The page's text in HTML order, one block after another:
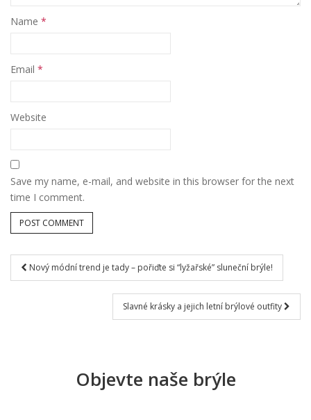
Name *
Email *
Website
Save my name, e-mail, and website in this browser for the next
time I comment.
Post navigation
Nový módní trend je tady – pořiďte si “lyžařské” sluneční brýle!
Slavné krásky a jejich letní brýlové outfity
Objevte naše brýle